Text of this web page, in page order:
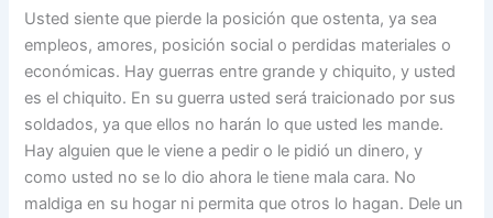
Usted siente que pierde la posición que ostenta, ya sea
empleos, amores, posición social o perdidas materiales o
económicas. Hay guerras entre grande y chiquito, y usted
es el chiquito. En su guerra usted será traicionado por sus
soldados, ya que ellos no harán lo que usted les mande.
Hay alguien que le viene a pedir o le pidió un dinero, y
como usted no se lo dio ahora le tiene mala cara. No
maldiga en su hogar ni permita que otros lo hagan. Dele un